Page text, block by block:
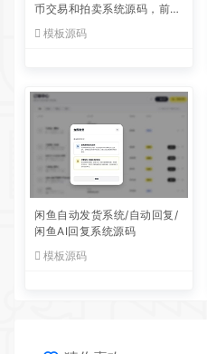
币交易和拍卖系统源码，前台
模板源码
闲鱼自动发货系统/自动回复/
闲鱼AI回复系统源码
模板源码